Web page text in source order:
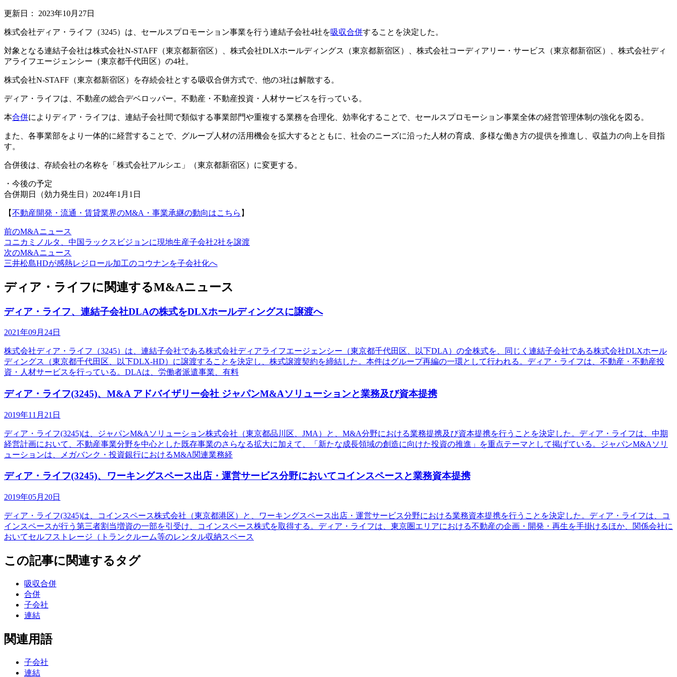
更新日： 2023年10月27日
株式会社ディア・ライフ（3245）は、セールスプロモーション事業を行う連結子会社4社を吸収合併することを決定した。
対象となる連結子会社は株式会社N-STAFF（東京都新宿区）、株式会社DLXホールディングス（東京都新宿区）、株式会社コーディアリー・サービス（東京都新宿区）、株式会社ディ
アライフエージェンシー（東京都千代田区）の4社。
株式会社N-STAFF（東京都新宿区）を存続会社とする吸収合併方式で、他の3社は解散する。
ディア・ライフは、不動産の総合デベロッパー。不動産・不動産投資・人材サービスを行っている。
本合併によりディア・ライフは、連結子会社間で類似する事業部門や重複する業務を合理化、効率化することで、セールスプロモーション事業全体の経営管理体制の強化を図る。
また、各事業部をより一体的に経営することで、グループ人材の活用機会を拡大するとともに、社会のニーズに沿った人材の育成、多様な働き方の提供を推進し、収益力の向上を目指
す。
合併後は、存続会社の名称を「株式会社アルシエ」（東京都新宿区）に変更する。
・今後の予定
合併期日（効力発生日）2024年1月1日
【不動産開発・流通・賃貸業界のM&A・事業承継の動向はこちら 】
前のM&Aニュース
コニカミノルタ、中国ラックスビジョンに現地生産子会社2社を譲渡
次のM&Aニュース
三井松島HDが感熱レジロール加工のコウナンを子会社化へ
ディア・ライフに関連するM&Aニュース
ディア・ライフ、連結子会社DLAの株式をDLXホールディングスに譲渡へ
2021年09月24日
株式会社ディア・ライフ（3245）は、連結子会社である株式会社ディアライフエージェンシー（東京都千代田区、以下DLA）の全株式を、同じく連結子会社である株式会社DLXホール
ディングス（東京都千代田区、以下DLX-HD）に譲渡することを決定し、株式譲渡契約を締結した。本件はグループ再編の一環として行われる。ディア・ライフは、不動産・不動産投
資・人材サービスを行っている。DLAは、労働者派遣事業、有料
ディア・ライフ(3245)、M&A アドバイザリー会社 ジャパンM&Aソリューションと業務及び資本提携
2019年11月21日
ディア・ライフ(3245)は、ジャパンM&Aソリューション株式会社（東京都品川区、JMA）と、M&A分野における業務提携及び資本提携を行うことを決定した。ディア・ライフは、中期
経営計画において、不動産事業分野を中心とした既存事業のさらなる拡大に加えて、「新たな成長領域の創造に向けた投資の推進」を重点テーマとして掲げている。ジャパンM&Aソリ
ューションは、メガバンク・投資銀行におけるM&A関連業務経
ディア・ライフ(3245)、ワーキングスペース出店・運営サービス分野においてコインスペースと業務資本提携
2019年05月20日
ディア・ライフ(3245)は、コインスペース株式会社（東京都港区）と、ワーキングスペース出店・運営サービス分野における業務資本提携を行うことを決定した。ディア・ライフは、コ
インスペースが行う第三者割当増資の一部を引受け、コインスペース株式を取得する。ディア・ライフは、東京圏エリアにおける不動産の企画・開発・再生を手掛けるほか、関係会社に
おいてセルフストレージ（トランクルーム等のレンタル収納スペース
この記事に関連するタグ
吸収合併
合併
子会社
連結
関連用語
子会社
連結